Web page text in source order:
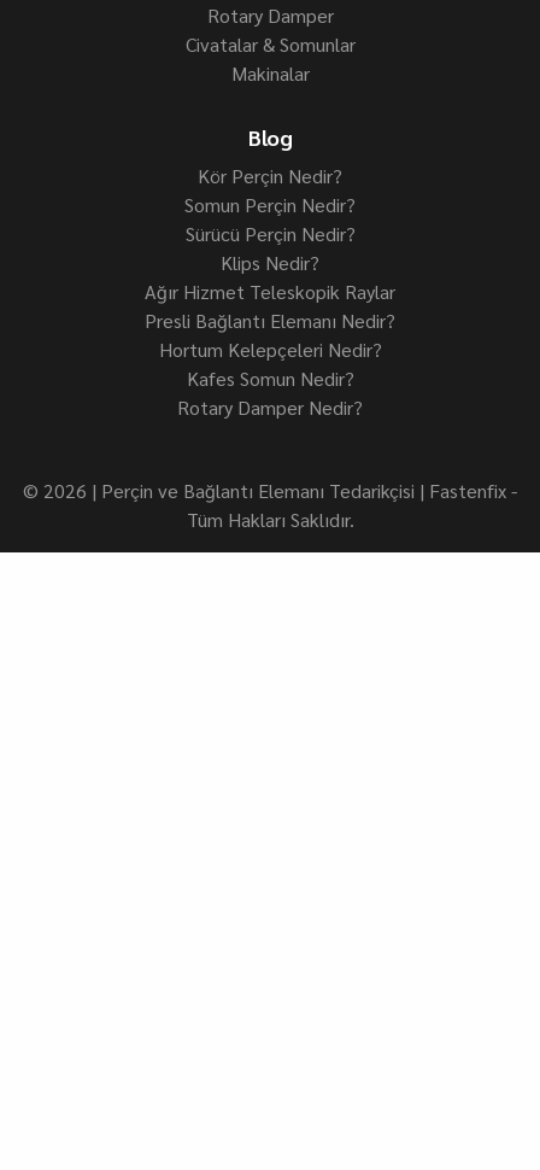
Rotary Damper
Civatalar & Somunlar
Makinalar
Blog
Kör Perçin Nedir?
Somun Perçin Nedir?
Sürücü Perçin Nedir?
Klips Nedir?
Ağır Hizmet Teleskopik Raylar
Presli Bağlantı Elemanı Nedir?
Hortum Kelepçeleri Nedir?
Kafes Somun Nedir?
Rotary Damper Nedir?
© 2026 | Perçin ve Bağlantı Elemanı Tedarikçisi | Fastenfix -
Tüm Hakları Saklıdır.